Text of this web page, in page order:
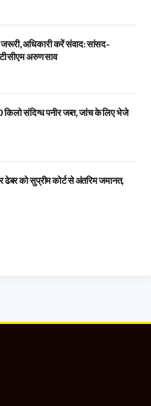
जरूरी, अधिकारी करें संवाद: सांसद-
सीएम अरुण साव
संदिग्ध पनीर जब्त, जांच के लिए भेजे
ढेबर को सुप्रीम कोर्ट से अंतरिम जमानत,